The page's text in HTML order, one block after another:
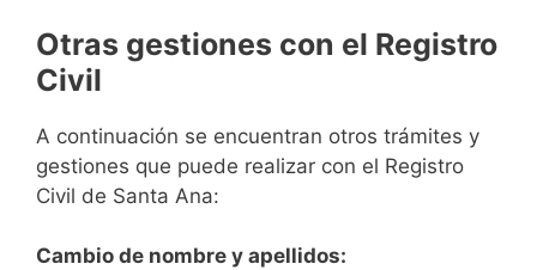
Otras gestiones con el Registro
Civil
A continuación se encuentran otros trámites y
gestiones que puede realizar con el Registro
Civil de Santa Ana:
Cambio de nombre y apellidos: